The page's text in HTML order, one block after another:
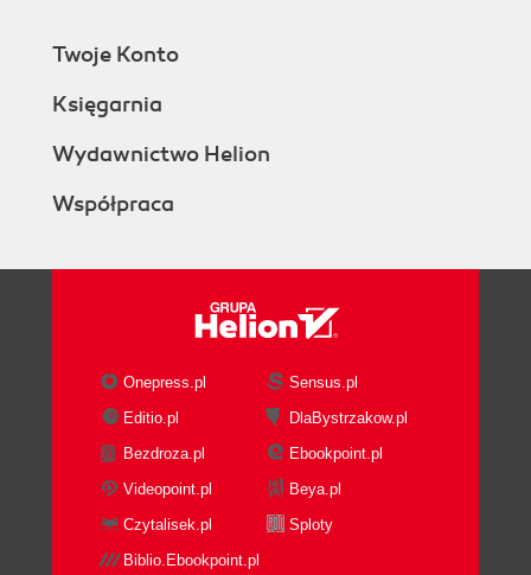
Twoje Konto
Księgarnia
Wydawnictwo Helion
Współpraca
Onepress.pl
Sensus.pl
Editio.pl
DlaBystrzakow.pl
Bezdroza.pl
Ebookpoint.pl
Videopoint.pl
Beya.pl
Czytalisek.pl
Sploty
Biblio.Ebookpoint.pl